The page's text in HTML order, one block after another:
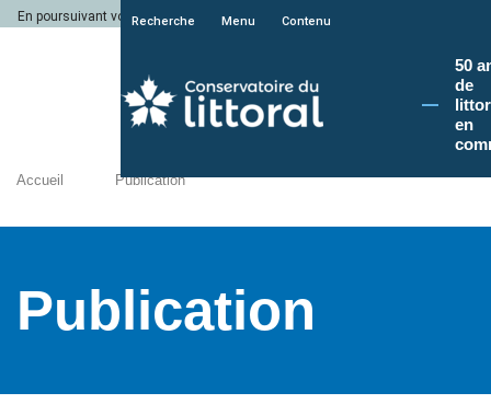
En poursuivant votre navigation sur le site du Conservatoire du littoral, vous
Recherche Menu Contenu
50
de
en
Accueil Publication
Publication